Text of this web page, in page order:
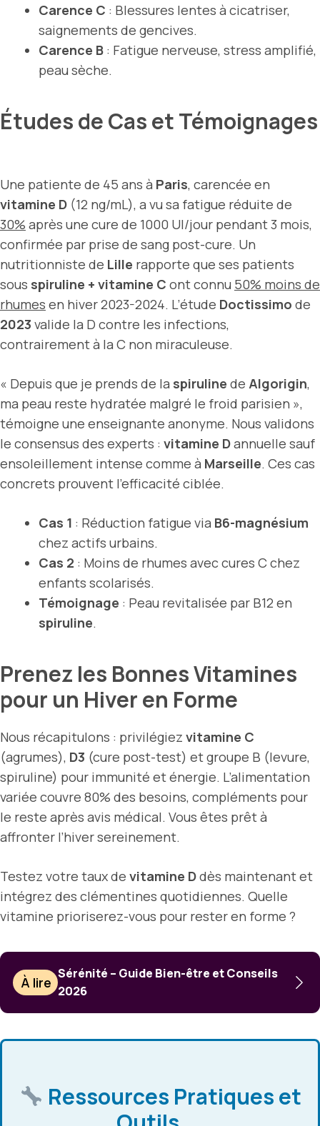
Carence C : Blessures lentes à cicatriser,
saignements de gencives.
Carence B : Fatigue nerveuse, stress amplifié,
peau sèche.
Études de Cas et Témoignages
Une patiente de 45 ans à Paris, carencée en
vitamine D (12 ng/mL), a vu sa fatigue réduite de
30% après une cure de 1000 UI/jour pendant 3 mois,
confirmée par prise de sang post-cure. Un
nutritionniste de Lille rapporte que ses patients
sous spiruline + vitamine C ont connu 50% moins de
rhumes en hiver 2023-2024. L’étude Doctissimo de
2023 valide la D contre les infections,
contrairement à la C non miraculeuse.
« Depuis que je prends de la spiruline de Algorigin,
ma peau reste hydratée malgré le froid parisien »,
témoigne une enseignante anonyme. Nous validons
le consensus des experts : vitamine Dannuelle sauf
ensoleillement intense comme à Marseille. Ces cas
concrets prouvent l’efficacité ciblée.
Cas 1 : Réduction fatigue via B6-magnésium
chez actifs urbains.
Cas 2 : Moins de rhumes avec cures C chez
enfants scolarisés.
Témoignage : Peau revitalisée par B12 en
spiruline.
Prenez les Bonnes Vitamines
pour un Hiver en Forme
Nous récapitulons : privilégiez vitamine C
(agrumes), D3 (cure post-test) et groupe B (levure,
spiruline) pour immunité et énergie. L’alimentation
variée couvre 80% des besoins, compléments pour
le reste après avis médical. Vous êtes prêt à
affronter l’hiver sereinement.
Testez votre taux de vitamine Ddès maintenant et
intégrez des clémentines quotidiennes. Quelle
vitamine prioriserez-vous pour rester en forme ?
À lire
Sérénité – Guide Bien-être et Conseils
2026
Ressources Pratiques et